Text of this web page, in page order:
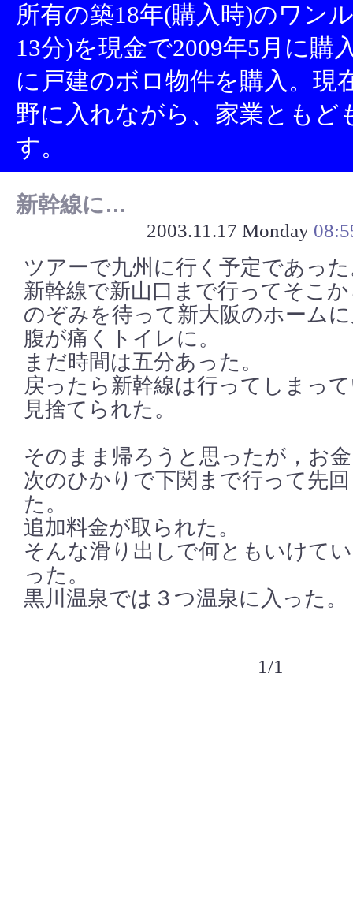
所有の築18年(購入時)のワン
13分)を現金で2009年5月に購
に戸建のボロ物件を購入。現
野に入れながら、家業とも
す。
新幹線に…
2003.11.17 Monday
ツアーで九州に行く予定であっ
新幹線で新山口まで行ってそこ
のぞみを待って新大阪のホーム
腹が痛くトイレに。
まだ時間は五分あった。
戻ったら新幹線は行ってしまっ
見捨てられた。
そのまま帰ろうと思ったが，お
次のひかりで下関まで行って先
た。
追加料金が取られた。
そんな滑り出しで何ともいけて
った。
黒川温泉では３つ温泉に入った。
1/1